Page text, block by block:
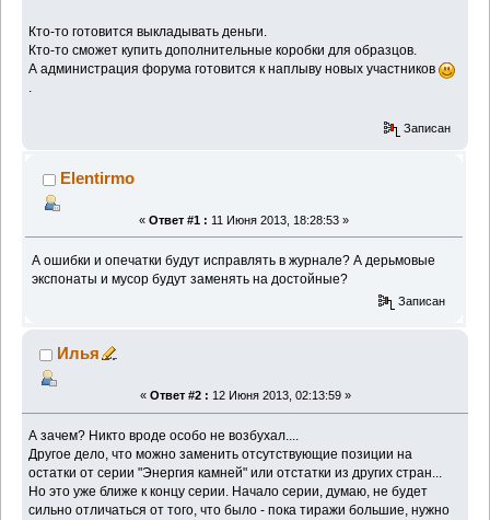
Кто-то готовится выкладывать деньги.
Кто-то сможет купить дополнительные коробки для образцов.
А администрация форума готовится к наплыву новых участников
Записан
Elentirmo
« Ответ #1 : 11 Июня 2013, 18:28:53 »
А ошибки и опечатки будут исправлять в журнале? А дерьмовые
экспонаты и мусор будут заменять на достойные?
Записан
Илья
« Ответ #2 : 12 Июня 2013, 02:13:59 »
А зачем? Никто вроде особо не возбухал....
Другое дело, что можно заменить отсутствующие позиции на
остатки от серии "Энергия камней" или отстатки из других стран...
Но это уже ближе к концу серии. Начало серии, думаю, не будет
сильно отличаться от того, что было - пока тиражи большие, нужно